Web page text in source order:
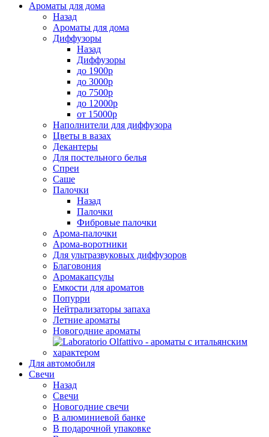
Ароматы для дома
Назад
Ароматы для дома
Диффузоры
Назад
Диффузоры
до 1900р
до 3000р
до 7500р
до 12000р
от 15000р
Наполнители для диффузора
Цветы в вазах
Декантеры
Для постельного белья
Спреи
Саше
Палочки
Назад
Палочки
Фибровые палочки
Арома-палочки
Арома-воротники
Для ультразвуковых диффузоров
Благовония
Аромакапсулы
Емкости для ароматов
Попурри
Нейтрализаторы запаха
Летние ароматы
Новогодние ароматы
Для автомобиля
Свечи
Назад
Свечи
Новогодние свечи
В алюминиевой банке
В подарочной упаковке